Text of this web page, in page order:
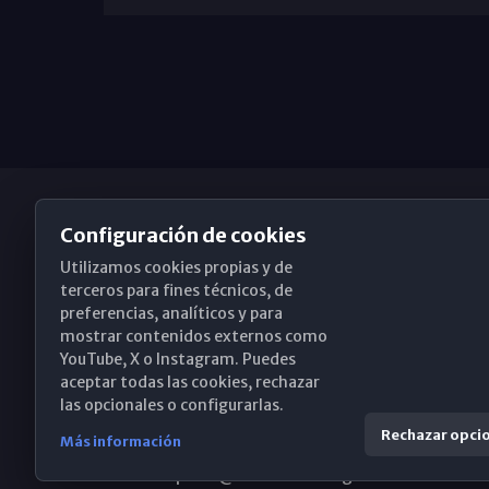
Obispado de Málaga
Santa María, 18-20. 29015 Málaga
(+34) 952 224 386
Configuración de cookies
Utilizamos cookies propias y de
terceros para fines técnicos, de
preferencias, analíticos y para
mostrar contenidos externos como
YouTube, X o Instagram. Puedes
aceptar todas las cookies, rechazar
las opcionales o configurarlas.
Más información Rechazar